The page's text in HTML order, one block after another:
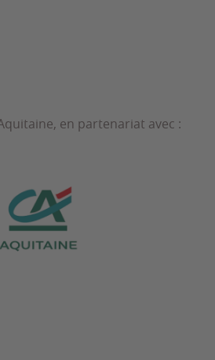
en partenariat avec :